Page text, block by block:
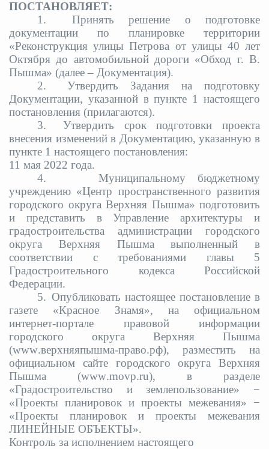
ПОСТАНОВЛЯЕТ:
1.
Принять решение о подготовке
документации по планировке территории
«Реконструкция улицы Петрова от улицы 40 лет
Октября до автомобильной дороги «Обход г. В.
Пышма» (далее – Документация).
2.
Утвердить Задания на подготовку
Документации, указанной в пункте 1 настоящего
постановления (прилагаются).
3.
Утвердить срок подготовки проекта
внесения изменений в Документацию, указанную в
пункте 1 настоящего постановления:
11 мая 2022 года.
4.
Муниципальному бюджетному
учреждению «Центр пространственного развития
городского округа Верхняя Пышма» подготовить
и представить в Управление архитектуры и
градостроительства администрации городского
округа Верхняя Пышма выполненный в
соответствии с требованиями главы 5
Градостроительного кодекса Российской
Федерации.
5. Опубликовать настоящее постановление в
газете «Красное Знамя», на официальном
интернет-портале правовой информации
городского округа Верхняя Пышма
(www.верхняяпышма-право.рф), разместить на
официальном сайте городского округа Верхняя
Пышма (www.movp.ru), в разделе
«Градостроительство и землепользование» −
«Проекты планировок и проекты межевания» −
«Проекты планировок и проекты межевания
ЛИНЕЙНЫЕ ОБЪЕКТЫ».
Контроль за исполнением настоящего